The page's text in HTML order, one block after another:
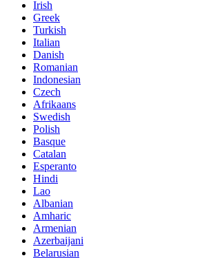
Irish
Greek
Turkish
Italian
Danish
Romanian
Indonesian
Czech
Afrikaans
Swedish
Polish
Basque
Catalan
Esperanto
Hindi
Lao
Albanian
Amharic
Armenian
Azerbaijani
Belarusian